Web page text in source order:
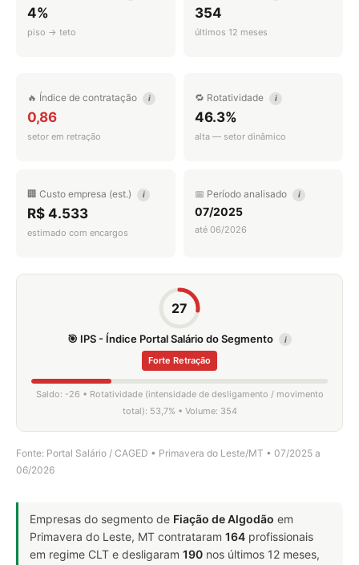
4%
piso → teto
354
últimos 12 meses
🔥 Índice de contratação i
0,86
setor em retração
🔁 Rotatividade i
46.3%
alta — setor dinâmico
🏢 Custo empresa (est.) i
R$ 4.533
estimado com encargos
📅 Período analisado i
07/2025
até 06/2026
27
🎯 IPS - Índice Portal Salário do Segmento i
Forte Retração
Saldo: -26 • Rotatividade (intensidade de desligamento / movimento
total): 53,7% • Volume: 354
Fonte: Portal Salário / CAGED • Primavera do Leste/MT • 07/2025 a
06/2026
Empresas do segmento de Fiação de Algodão em
Primavera do Leste, MT contrataram 164 profissionais
em regime CLT e desligaram 190 nos últimos 12 meses,